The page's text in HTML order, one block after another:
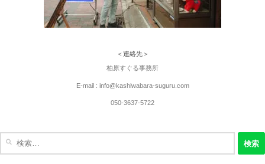
＜連絡先＞
柏原すぐる事務所
E-mail : info@kashiwabara-suguru.com
050-3637-5722